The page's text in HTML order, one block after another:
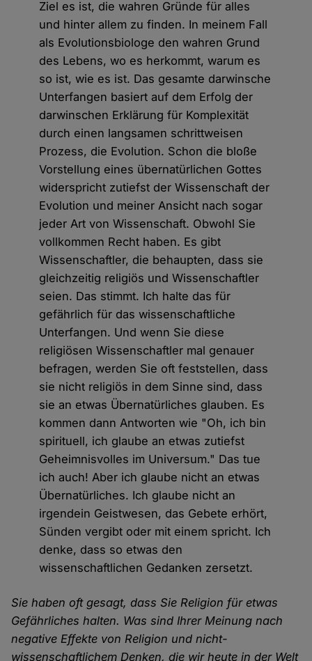
Ziel es ist, die wahren Gründe für alles
und hinter allem zu finden. In meinem Fall
als Evolutionsbiologe den wahren Grund
des Lebens, wo es herkommt, warum es
so ist, wie es ist. Das gesamte darwinsche
Unterfangen basiert auf dem Erfolg der
darwinschen Erklärung für Komplexität
durch einen langsamen schrittweisen
Prozess, die Evolution. Schon die bloße
Vorstellung eines übernatürlichen Gottes
widerspricht zutiefst der Wissenschaft der
Evolution und meiner Ansicht nach sogar
jeder Art von Wissenschaft. Obwohl Sie
vollkommen Recht haben. Es gibt
Wissenschaftler, die behaupten, dass sie
gleichzeitig religiös und Wissenschaftler
seien. Das stimmt. Ich halte das für
gefährlich für das wissenschaftliche
Unterfangen. Und wenn Sie diese
religiösen Wissenschaftler mal genauer
befragen, werden Sie oft feststellen, dass
sie nicht religiös in dem Sinne sind, dass
sie an etwas Übernatürliches glauben. Es
kommen dann Antworten wie "Oh, ich bin
spirituell, ich glaube an etwas zutiefst
Geheimnisvolles im Universum." Das tue
ich auch! Aber ich glaube nicht an etwas
Übernatürliches. Ich glaube nicht an
irgendein Geistwesen, das Gebete erhört,
Sünden vergibt oder mit einem spricht. Ich
denke, dass so etwas den
wissenschaftlichen Gedanken zersetzt.
Sie haben oft gesagt, dass Sie Religion für etwas
Gefährliches halten. Was sind Ihrer Meinung nach
negative Effekte von Religion und nicht-
wissenschaftlichem Denken, die wir heute in der Welt